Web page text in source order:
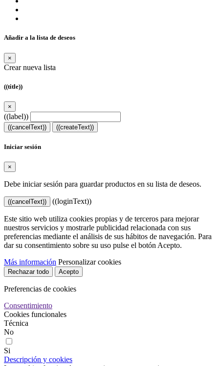
Añadir a la lista de deseos
×
Crear nueva lista
((title))
×
((label))
((cancelText)) ((createText))
Iniciar sesión
×
Debe iniciar sesión para guardar productos en su lista de deseos.
((cancelText)) ((loginText))
Este sitio web utiliza cookies propias y de terceros para mejorar
nuestros servicios y mostrarle publicidad relacionada con sus
preferencias mediante el análisis de sus hábitos de navegación. Para
dar su consentimiento sobre su uso pulse el botón Acepto.
Más información Personalizar cookies
Rechazar todo Acepto
Preferencias de cookies
Consentimiento
Cookies funcionales
Técnica
No
Si
Descripción y cookies